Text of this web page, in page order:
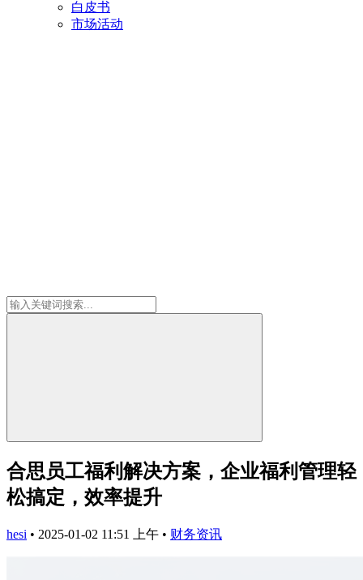
白皮书
市场活动
合思员工福利解决方案，企业福利管理轻
松搞定，效率提升
hesi • 2025-01-02 11:51 上午 • 财务资讯